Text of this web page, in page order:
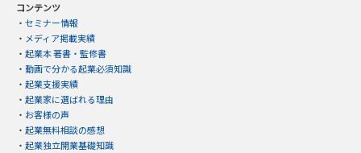
コンテンツ
・ セミナー情報
・ メディア掲載実績
・ 起業本 著書・監修書
・ 動画で分かる起業必須知識
・ 起業支援実績
・ 起業家に選ばれる理由
・ お客様の声
・ 起業無料相談の感想
・ 起業独立開業基礎知識